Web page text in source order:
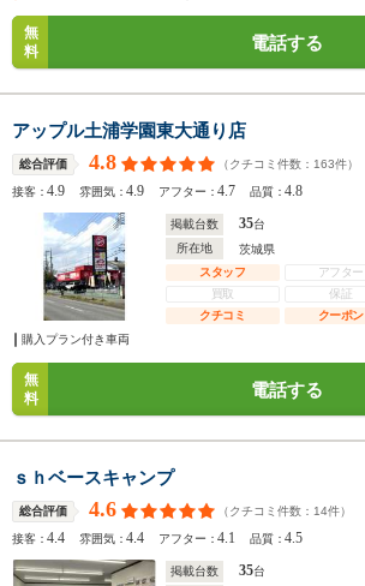
無
料
電話する
アップル土浦学園東大通り店
総合評価 4.8 （クチコミ件数： 163件）
接客：4.9 雰囲気：4.9 アフター：4.7 品質：4.8
掲載台数 35台
所在地
茨城県
スタッフ
アフター
買取
保証
クチコミ
クーポン
購入プラン付き車両
無
料
電話する
ｓｈベースキャンプ
総合評価 4.6 （クチコミ件数： 14件）
接客：4.4 雰囲気：4.4 アフター：4.1 品質：4.5
掲載台数 35台